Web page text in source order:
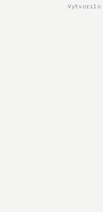
Vytvorilo